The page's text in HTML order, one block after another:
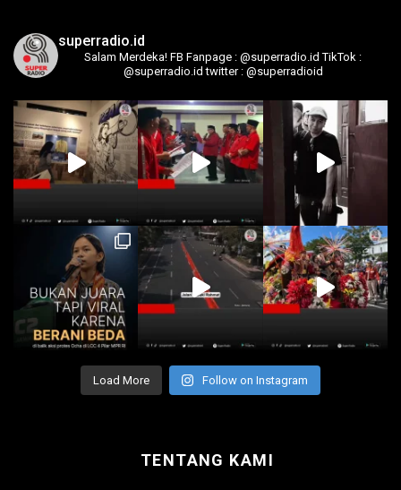
superradio.id
Salam Merdeka! FB Fanpage : @superradio.id TikTok :
@superradio.id twitter : @superradioid
Load More Follow on Instagram
TENTANG KAMI